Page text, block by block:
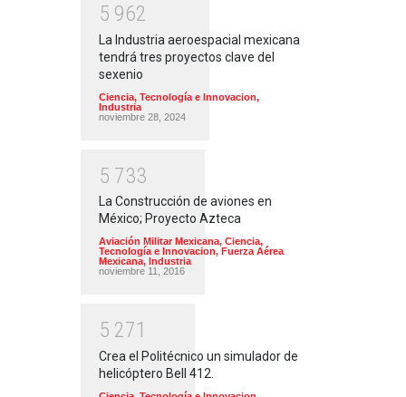
5 962
La Industria aeroespacial mexicana
tendrá tres proyectos clave del
sexenio
Ciencia, Tecnología e Innovacion,
Industria
noviembre 28, 2024
5 733
La Construcción de aviones en
México; Proyecto Azteca
Aviación Militar Mexicana, Ciencia,
Tecnología e Innovacion, Fuerza Aérea
Mexicana, Industria
noviembre 11, 2016
5 271
Crea el Politécnico un simulador de
helicóptero Bell 412.